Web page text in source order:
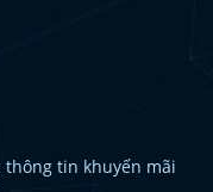
thông tin khuyến mãi